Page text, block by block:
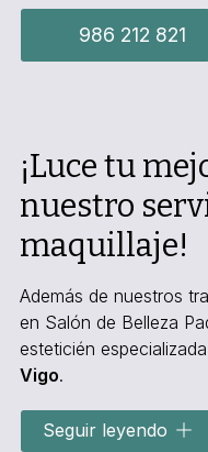
986 212 821
¡Luce tu
nuestro
maquillaje!
Además de nuestros
en Salón de Belleza
esteticién
Vigo.
Creemos en la belleza
Seguir leyendo